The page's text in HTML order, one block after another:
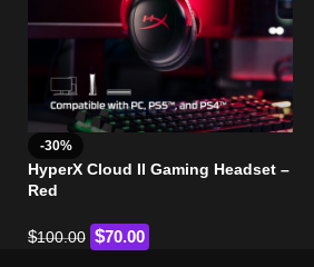
-30%
HyperX Cloud II Gaming Headset –
Red
$100.00 $70.00